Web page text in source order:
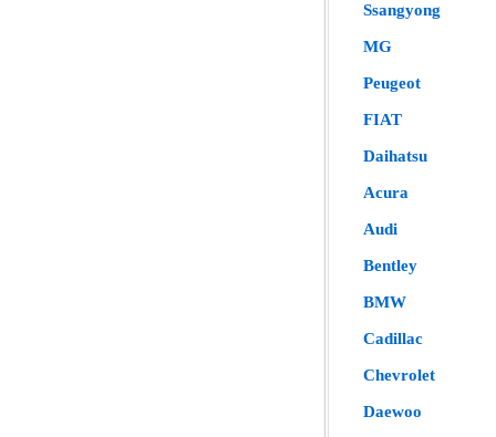
Ssangyong
MG
Peugeot
FIAT
Daihatsu
Acura
Audi
Bentley
BMW
Cadillac
Chevrolet
Daewoo